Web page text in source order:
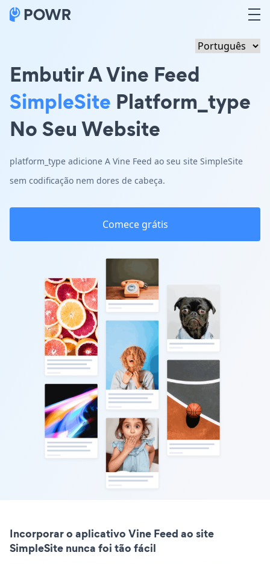
Embutir A Vine Feed
SimpleSite Platform_type
No Seu Website
platform_type adicione A Vine Feed ao seu site SimpleSite
sem codificação nem dores de cabeça.
Comece grátis
Incorporar o aplicativo Vine Feed ao site
SimpleSite nunca foi tão fácil